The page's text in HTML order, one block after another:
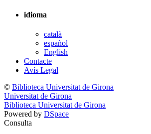
idioma
català
español
English
Contacte
Avís Legal
© Biblioteca Universitat de Girona
Universitat de Girona
Biblioteca Universitat de Girona
Powered by DSpace
Consulta